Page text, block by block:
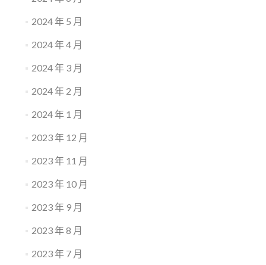
2024 年 5 月
2024 年 4 月
2024 年 3 月
2024 年 2 月
2024 年 1 月
2023 年 12 月
2023 年 11 月
2023 年 10 月
2023 年 9 月
2023 年 8 月
2023 年 7 月